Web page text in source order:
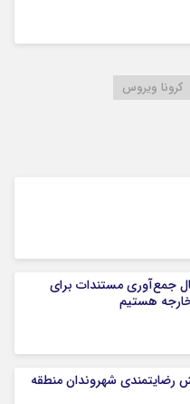
کرونا ویروس
جمع‌آوری مستندات برای
هستیم
رضایتمندی شهروندان منطقه